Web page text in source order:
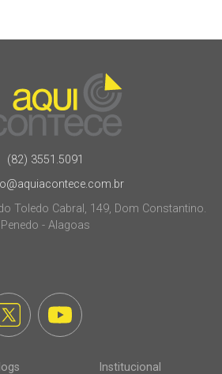
(82) 3551.5091
Toledo Cabral, 149, Dom Constantino.
Penedo - Alagoas
Institucional